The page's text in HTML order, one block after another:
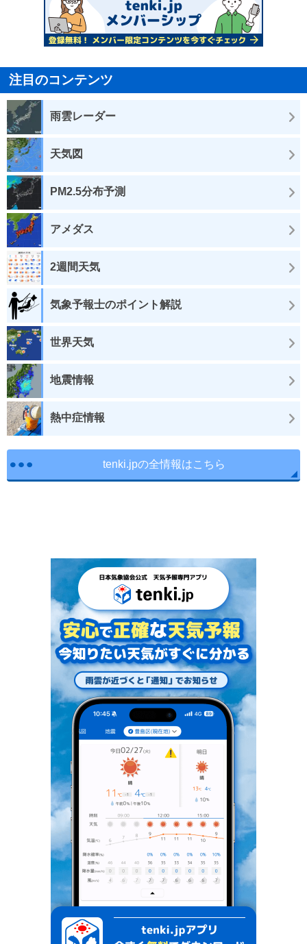
注目のコンテンツ
雨雲レーダー
天気図
PM2.5分布予測
アメダス
2週間天気
気象予報士のポイント解説
世界天気
地震情報
熱中症情報
tenki.jpの全情報はこちら